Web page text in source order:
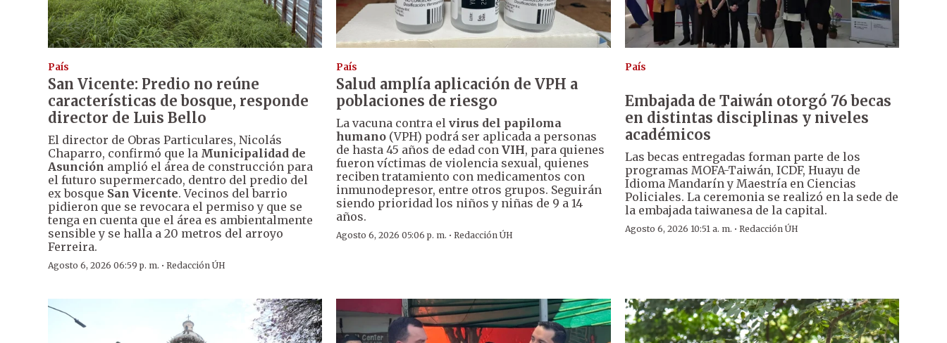
País
San Vicente: Predio no reúne
características de bosque, responde
director de Luis Bello
El director de Obras Particulares, Nicolás
Chaparro, confirmó que la Municipalidad de
Asunción amplió el área de construcción para
el futuro supermercado, dentro del predio del
ex bosque San Vicente. Vecinos del barrio
pidieron que se revocara el permiso y que se
tenga en cuenta que el área es ambientalmente
sensible y se halla a 20 metros del arroyo
Ferreira.
Agosto 6, 2026 06:59 p. m. · Redacción ÚH
País
Salud amplía aplicación de VPH a
poblaciones de riesgo
La vacuna contra elvirus del papiloma
humano (VPH) podrá ser aplicada a personas
de hasta 45 años de edad conVIH, para quienes
fueron víctimas de violencia sexual, quienes
reciben tratamiento con medicamentos con
inmunodepresor, entre otros grupos. Seguirán
siendo prioridad los niños y niñas de 9 a 14
años.
Agosto 6, 2026 05:06 p. m. ·Redacción ÚH
País
Embajada de Taiwán otorgó 76 becas
en distintas disciplinas y niveles
académicos
Las becas entregadas forman parte de los
programas MOFA-Taiwán, ICDF, Huayu de
Idioma Mandarín y Maestría en Ciencias
Policiales. La ceremonia se realizó en la sede de
la embajada taiwanesa de la capital.
Agosto 6, 2026 10:51 a. m. · Redacción ÚH